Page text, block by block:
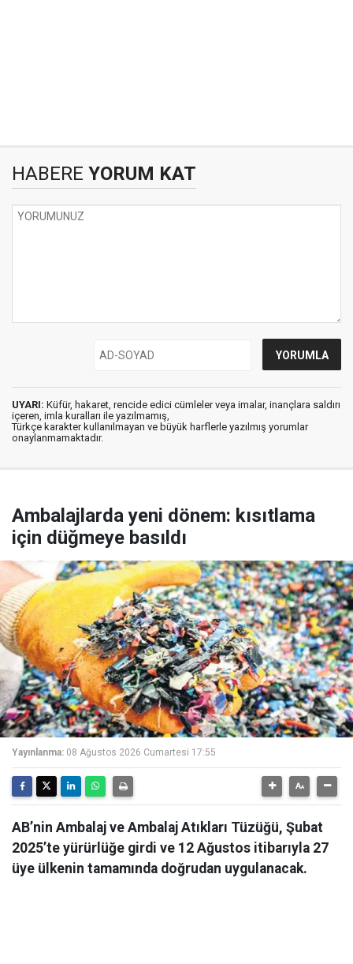
HABERE YORUM KAT
UYARI: Küfür, hakaret, rencide edici cümleler veya imalar, inançlara saldırı
içeren, imla kuralları ile yazılmamış,
Türkçe karakter kullanılmayan ve büyük harflerle yazılmış yorumlar
onaylanmamaktadır.
Ambalajlarda yeni dönem: kısıtlama
için düğmeye basıldı
Yayınlanma: 08 Ağustos 2026 Cumartesi 17:55
AB’nin Ambalaj ve Ambalaj Atıkları Tüzüğü, Şubat
2025’te yürürlüğe girdi ve 12 Ağustos itibarıyla 27
üye ülkenin tamamında doğrudan uygulanacak.